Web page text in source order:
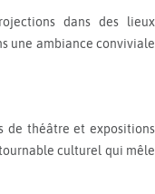
une ambiance conviviale
culturel qui mêle